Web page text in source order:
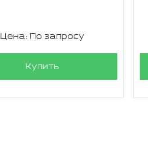
Цена: По запросу
Купить